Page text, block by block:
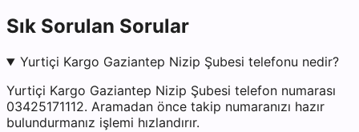
Sık Sorulan Sorular
Yurtiçi Kargo Gaziantep Nizip Şubesi telefonu nedir?
Yurtiçi Kargo Gaziantep Nizip Şubesi telefon numarası
03425171112. Aramadan önce takip numaranızı hazır
bulundurmanız işlemi hızlandırır.